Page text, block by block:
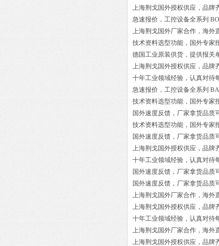
上海荆戈国外授权供应，品牌
急速报价，工控设备全系列
上海荆戈国外厂家合作，海外
技术资料选型功能，国外专家
德国工业原装供货，提供报关
上海荆戈国外授权供应，品牌
十年工业领域经验，认真对待
急速报价，工控设备全系列
技术资料选型功能，国外专家
国外速度反馈，厂家拿货品质
技术资料选型功能，国外专家
国外速度反馈，厂家拿货品质
上海荆戈国外授权供应，品牌
十年工业领域经验，认真对待
国外速度反馈，厂家拿货品质
国外速度反馈，厂家拿货品质
上海荆戈国外厂家合作，海外
上海荆戈国外授权供应，品牌
十年工业领域经验，认真对待
上海荆戈国外厂家合作，海外
上海荆戈国外授权供应，品牌